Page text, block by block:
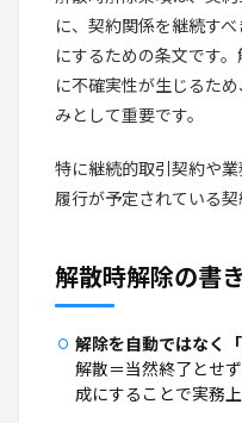
に、契約関係を継続す
にするための条文です
に不確実性が生じるた
みとして重要です。
特に継続的取引契約や
履行が予定されている契
解散時解除の書
解除を自動ではなく
解散＝当然終了とせ
成にすることで実務